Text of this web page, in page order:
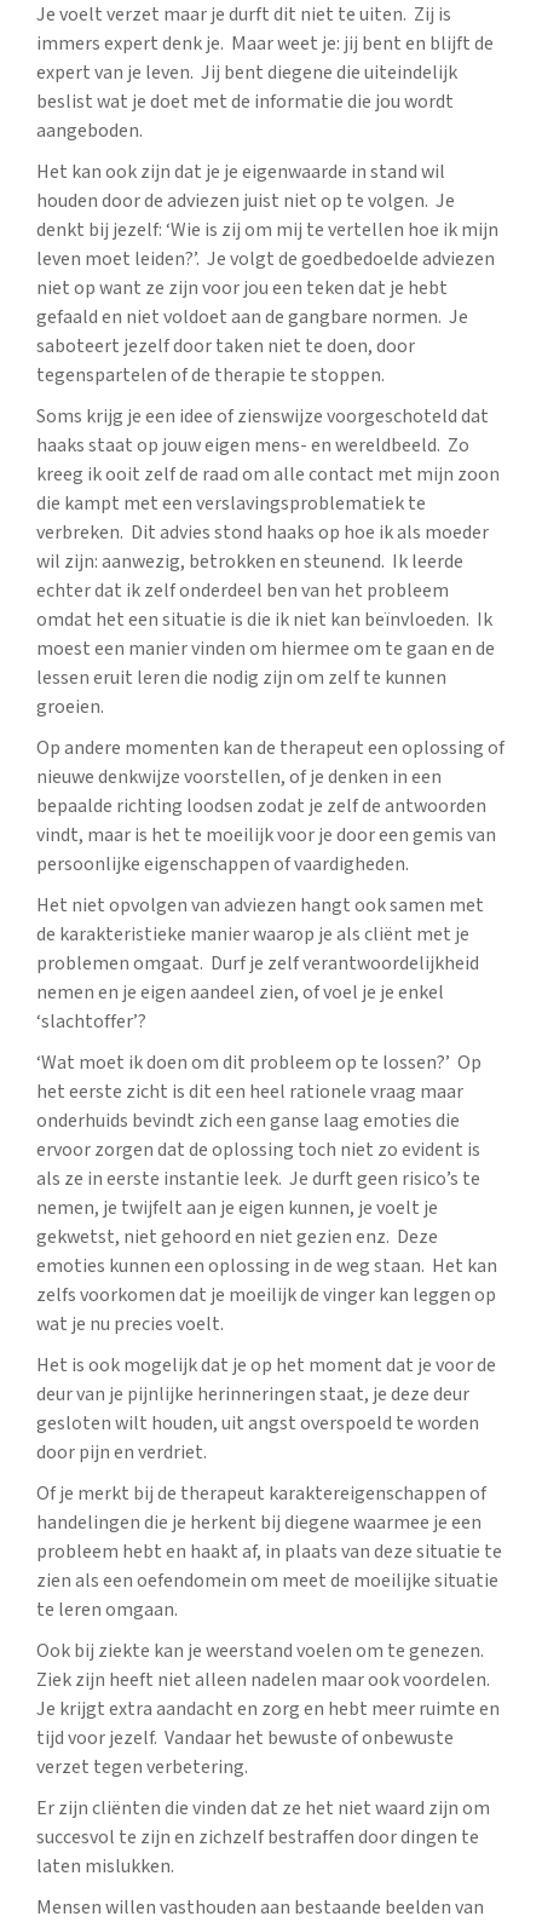
Je voelt verzet maar je durft dit niet te uiten. Zij is
immers expert denk je. Maar weet je: jij bent en blijft de
expert van je leven. Jij bent diegene die uiteindelijk
beslist wat je doet met de informatie die jou wordt
aangeboden.
Het kan ook zijn dat je je eigenwaarde in stand wil
houden door de adviezen juist niet op te volgen. Je
denkt bij jezelf: ‘Wie is zij om mij te vertellen hoe ik mijn
leven moet leiden?’. Je volgt de goedbedoelde adviezen
niet op want ze zijn voor jou een teken dat je hebt
gefaald en niet voldoet aan de gangbare normen. Je
saboteert jezelf door taken niet te doen, door
tegenspartelen of de therapie te stoppen.
Soms krijg je een idee of zienswijze voorgeschoteld dat
haaks staat op jouw eigen mens- en wereldbeeld. Zo
kreeg ik ooit zelf de raad om alle contact met mijn zoon
die kampt met een verslavingsproblematiek te
verbreken. Dit advies stond haaks op hoe ik als moeder
wil zijn: aanwezig, betrokken en steunend. Ik leerde
echter dat ik zelf onderdeel ben van het probleem
omdat het een situatie is die ik niet kan beïnvloeden. Ik
moest een manier vinden om hiermee om te gaan en de
lessen eruit leren die nodig zijn om zelf te kunnen
groeien.
Op andere momenten kan de therapeut een oplossing of
nieuwe denkwijze voorstellen, of je denken in een
bepaalde richting loodsen zodat je zelf de antwoorden
vindt, maar is het te moeilijk voor je door een gemis van
persoonlijke eigenschappen of vaardigheden.
Het niet opvolgen van adviezen hangt ook samen met
de karakteristieke manier waarop je als cliënt met je
problemen omgaat. Durf je zelf verantwoordelijkheid
nemen en je eigen aandeel zien, of voel je je enkel
‘slachtoffer’?
‘Wat moet ik doen om dit probleem op te lossen?’ Op
het eerste zicht is dit een heel rationele vraag maar
onderhuids bevindt zich een ganse laag emoties die
ervoor zorgen dat de oplossing toch niet zo evident is
als ze in eerste instantie leek. Je durft geen risico’s te
nemen, je twijfelt aan je eigen kunnen, je voelt je
gekwetst, niet gehoord en niet gezien enz. Deze
emoties kunnen een oplossing in de weg staan. Het kan
zelfs voorkomen dat je moeilijk de vinger kan leggen op
wat je nu precies voelt.
Het is ook mogelijk dat je op het moment dat je voor de
deur van je pijnlijke herinneringen staat, je deze deur
gesloten wilt houden, uit angst overspoeld te worden
door pijn en verdriet.
Of je merkt bij de therapeut karaktereigenschappen of
handelingen die je herkent bij diegene waarmee je een
probleem hebt en haakt af, in plaats van deze situatie te
zien als een oefendomein om meet de moeilijke situatie
te leren omgaan.
Ook bij ziekte kan je weerstand voelen om te genezen.
Ziek zijn heeft niet alleen nadelen maar ook voordelen.
Je krijgt extra aandacht en zorg en hebt meer ruimte en
tijd voor jezelf. Vandaar het bewuste of onbewuste
verzet tegen verbetering.
Er zijn cliënten die vinden dat ze het niet waard zijn om
succesvol te zijn en zichzelf bestraffen door dingen te
laten mislukken.
Mensen willen vasthouden aan bestaande beelden van